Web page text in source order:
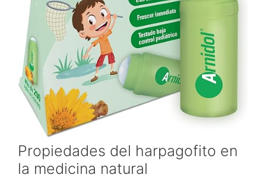
Propiedades del harpagofito en
la medicina natural